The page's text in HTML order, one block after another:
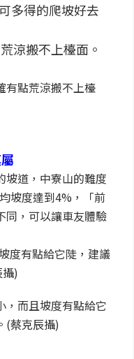
多得的爬坡好去
有點荒涼搬不上檯
坡道，中寮山的難度
坡度達到4%，「前
同，可以讓車友體驗
，而且坡度有點給它
(蔡克辰攝)